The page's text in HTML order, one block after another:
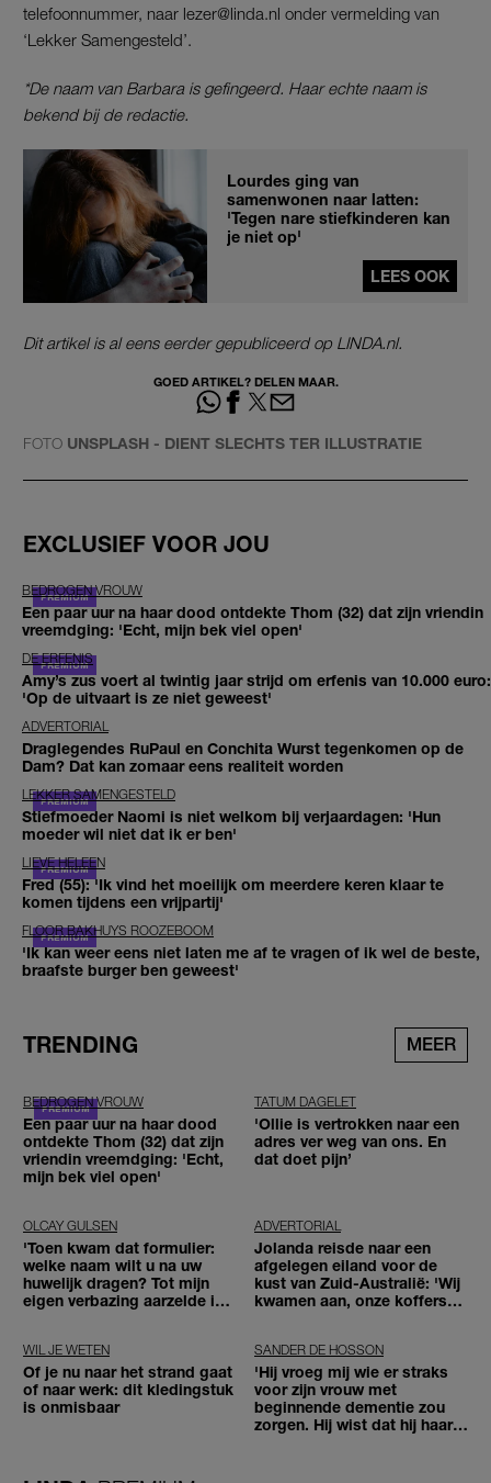
telefoonnummer, naar lezer@linda.nl onder vermelding van
‘Lekker Samengesteld’.
*De naam van Barbara is gefingeerd. Haar echte naam is
bekend bij de redactie.
Lourdes ging van
samenwonen naar latten:
'Tegen nare stiefkinderen kan
je niet op'
LEES OOK
Dit artikel is al eens eerder gepubliceerd op LINDA.nl.
GOED ARTIKEL? DELEN MAAR.
FOTO UNSPLASH - DIENT SLECHTS TER ILLUSTRATIE
EXCLUSIEF VOOR JOU
BEDROGEN VROUW
Een paar uur na haar dood ontdekte Thom (32) dat zijn vriendin
vreemdging: 'Echt, mijn bek viel open'
DE ERFENIS
Amy’s zus voert al twintig jaar strijd om erfenis van 10.000 euro:
'Op de uitvaart is ze niet geweest'
ADVERTORIAL
Draglegendes RuPaul en Conchita Wurst tegenkomen op de
Dam? Dat kan zomaar eens realiteit worden
LEKKER SAMENGESTELD
Stiefmoeder Naomi is niet welkom bij verjaardagen: 'Hun
moeder wil niet dat ik er ben'
LIEVE HELEEN
Fred (55): 'Ik vind het moeilijk om meerdere keren klaar te
komen tijdens een vrijpartij'
FLOOR BAKHUYS ROOZEBOOM
'Ik kan weer eens niet laten me af te vragen of ik wel de beste,
braafste burger ben geweest'
TRENDING MEER
BEDROGEN VROUW
Een paar uur na haar dood
ontdekte Thom (32) dat zijn
vriendin vreemdging: 'Echt,
mijn bek viel open'
TATUM DAGELET
'Ollie is vertrokken naar een
adres ver weg van ons. En
dat doet pijn’
OLCAY GULSEN
'Toen kwam dat formulier:
welke naam wilt u na uw
huwelijk dragen? Tot mijn
eigen verbazing aarzelde ik
ADVERTORIAL
Jolanda reisde naar een
afgelegen eiland voor de
kust van Zuid-Australië: 'Wij
kwamen aan, onze koffers
WIL JE WETEN
Of je nu naar het strand gaat
of naar werk: dit kledingstuk
is onmisbaar
SANDER DE HOSSON
'Hij vroeg mij wie er straks
voor zijn vrouw met
beginnende dementie zou
zorgen. Hij wist dat hij haar